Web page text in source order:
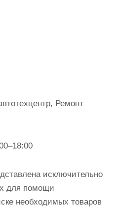
Ремонт
исключительно
для помощи
необходимых товаров